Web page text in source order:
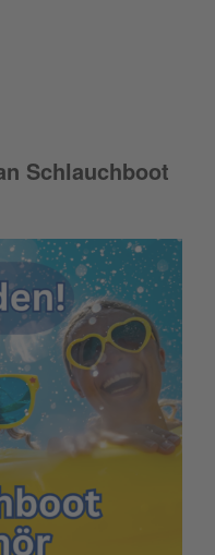
Schlauchboot